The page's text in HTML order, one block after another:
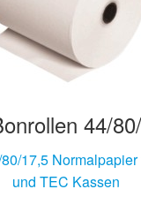
44/
17,5
und TEC Kassen